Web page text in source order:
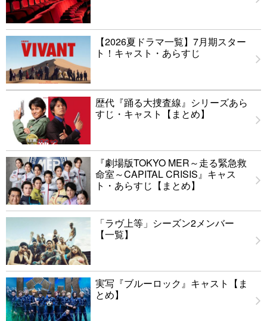
【2026夏ドラマ一覧】7月期スター
ト！キャスト・あらすじ
歴代『踊る大捜査線』シリーズあら
すじ・キャスト【まとめ】
『劇場版TOKYO MER～走る緊急救
命室～CAPITAL CRISIS』キャス
ト・あらすじ【まとめ】
「ラヴ上等」シーズン2メンバー
【一覧】
実写『ブルーロック』キャスト【ま
とめ】